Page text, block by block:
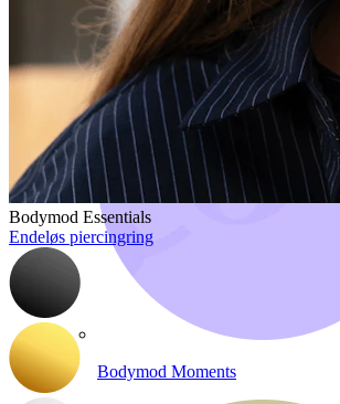
Bodymod Moments
Bodymod Essentials
Endeløs piercingring